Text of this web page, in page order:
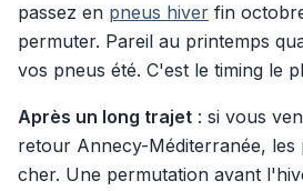
passez en pneus hiver fin
permuter. Pareil au printemps
vos pneus été. C'est le timing le
Après un long trajet : si vous
retour Annecy-Méditerranée, les
cher. Une permutation avant